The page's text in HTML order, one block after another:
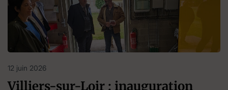
12 juin 2026
Villiers-sur-Loir : inauguration